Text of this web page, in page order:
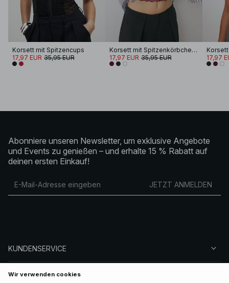
Korsett mit Spitzencups
17,97 EUR 35,95 EUR
Korsett mit Spitzenkörbchen und breiten Trägern
17,97 EUR 35,95 EUR 17,97
Abonniere unseren Newsletter, um exklusive Angebote
und Events zu genießen – und erhalte 15 % Rabatt auf
deinen ersten Einkauf!
JETZT ANMELDEN
KUNDENSERVICE
ÜBER NA-KD